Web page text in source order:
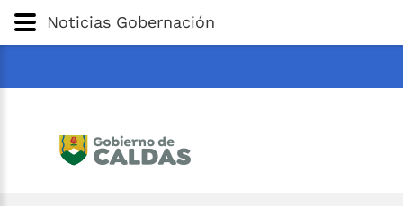
Gobernación de
Noticias Gobernación